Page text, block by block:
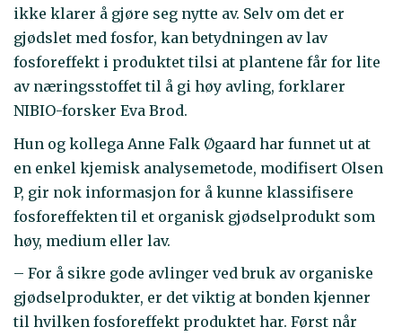
ikke klarer å gjøre seg nytte av. Selv om det er
gjødslet med fosfor, kan betydningen av lav
fosforeffekt i produktet tilsi at plantene får for lite
av næringsstoffet til å gi høy avling, forklarer
NIBIO-forsker Eva Brod.
Hun og kollega Anne Falk Øgaard har funnet ut at
en enkel kjemisk analysemetode, modifisert Olsen
P, gir nok informasjon for å kunne klassifisere
fosforeffekten til et organisk gjødselprodukt som
høy, medium eller lav.
– For å sikre gode avlinger ved bruk av organiske
gjødselprodukter, er det viktig at bonden kjenner
til hvilken fosforeffekt produktet har. Først når